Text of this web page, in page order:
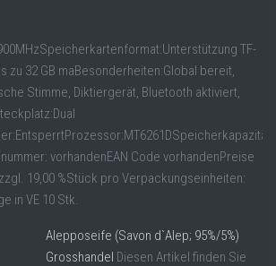
TF-
zu 32 GB maBesonderheiten:Global bereit,
Stimme, Diktiergerät, Bluetooth aktiviert,
vorhandenEAN Code vorhandenPreise
19,00 %Stück pro Verpackungseinheiten:
in VE 10 Stk.
Alepposeife (Savon d`Alep; 95%/5%)
Grosshandel Diesen Artikel finden Sie